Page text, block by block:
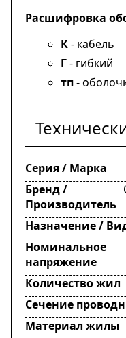
Расшифровка
К- кабель
Г- гибкий
тп-
Серия / Марка
Бренд /
Производитель
Назначение /
Номинальное
напряжение
Количество жил
Сечение
Материал жилы